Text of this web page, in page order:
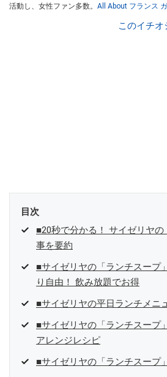
活動し、女性ファン多数。 All About フランス
このイチ
目次
■20秒で分かる！ サイゼリヤ
事を要約
■サイゼリヤの「ランチスープ
り自由！ 飲み放題でお得
■サイゼリヤの平日ランチメニ
■サイゼリヤの「ランチスープ
アレンジレシピ
■サイゼリヤの「ランチスープ